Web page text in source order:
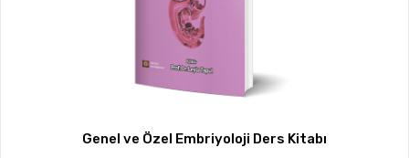
Genel ve Özel Embriyoloji Ders Kitabı